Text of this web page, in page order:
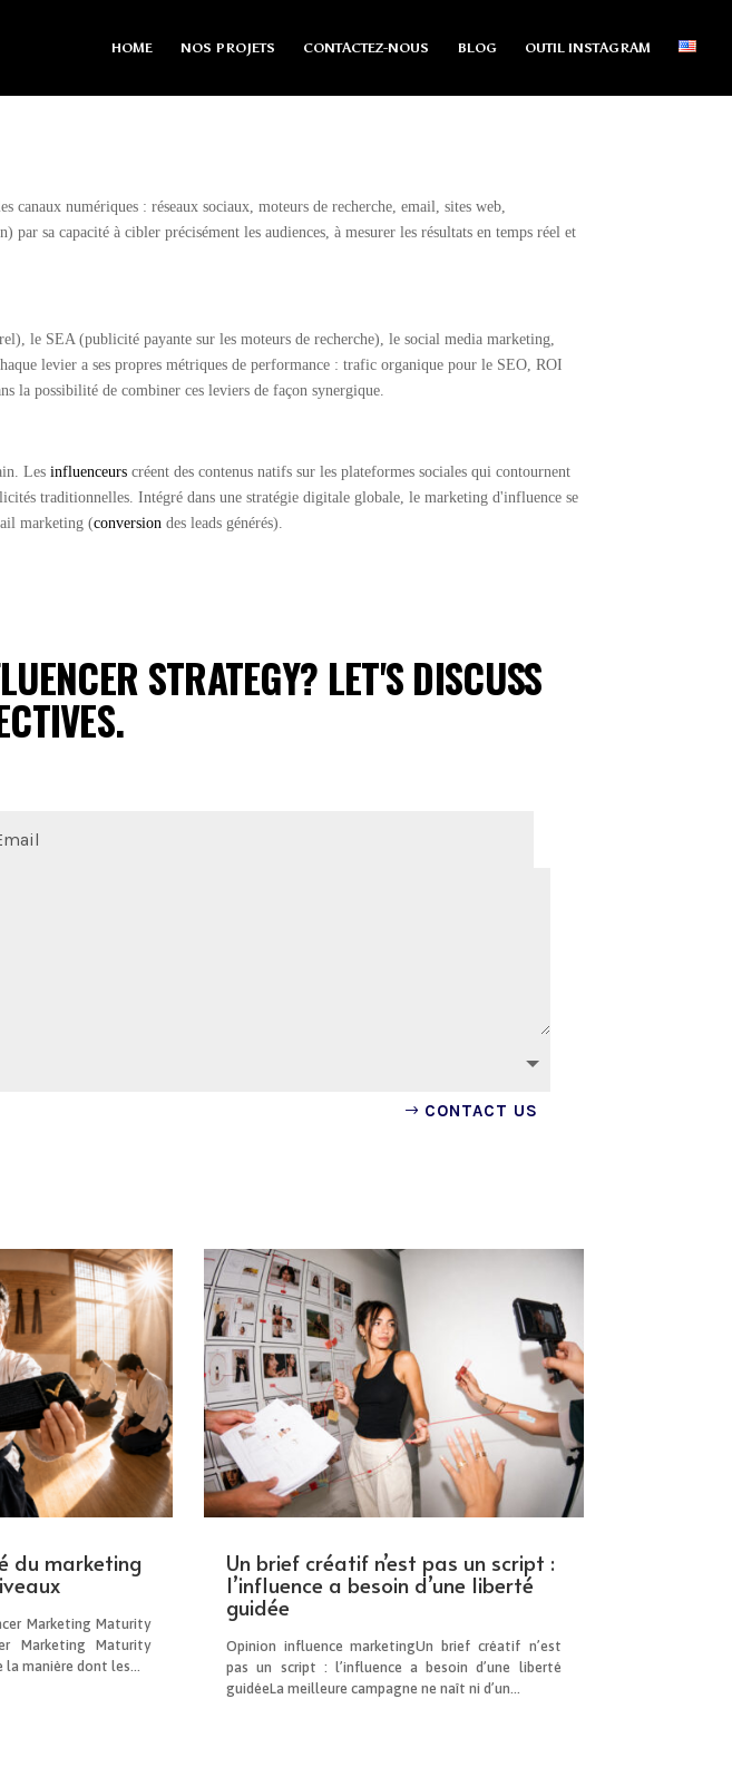
HOME NOS PROJETS CONTACTEZ-NOUS BLOG OUTIL INSTAGRAM
canaux numériques : réseaux sociaux, moteurs de recherche, email, sites web,
sa capacité à cibler précisément les audiences, à mesurer les résultats en temps réel et
le SEA (publicité payante sur les moteurs de recherche), le social media marketing,
levier a ses propres métriques de performance : trafic organique pour le SEO, ROI
la possibilité de combiner ces leviers de façon synergique.
Lesinfluenceurs créent des contenus natifs sur les plateformes sociales qui contournent
traditionnelles. Intégré dans une stratégie digitale globale, le marketing d'influence se
marketing (conversion des leads générés).
STRATEGY? LET'S DISCUSS
CONTACT US
du marketing
Marketing Maturity
Marketing Maturity
la manière dont les...
Un brief créatif n’est pas un script :
l’influence a besoin d’une liberté
guidée
Opinion influence marketingUn brief créatif n’est
pas un script : l’influence a besoin d’une liberté
guidéeLa meilleure campagne ne naît ni d’un...